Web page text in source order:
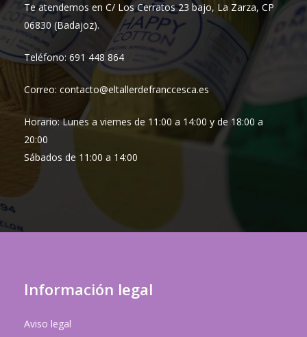
Te atendemos en C/ Los Cerratos 23 bajo, La Zarza, CP
06830 (Badajoz).
Teléfono: 691 448 864
Correo: contacto@eltallerdefranccesca.es
Horario: Lunes a viernes de 11:00 a 14:00 y de 18:00 a
20:00
Sábados de 11:00 a 14:00
Información legal
Aviso legal